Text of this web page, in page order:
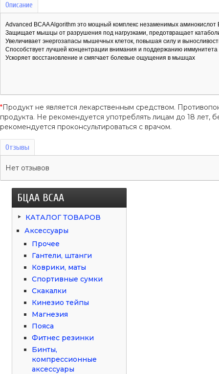
Описание
Advanced BCAA Algorithm это мощный комплекс незаменимых
Защищает мышцы от разрушения под нагрузками, предотвращает
Увеличивает энергозапасы мышечных клеток, повышая силу и
Способствует лучшей концентрации внимания и поддержанию иммунитета
Ускоряет восстановление и смягчает болевые ощущения в мышцах
*Продукт не является лекарственным средством.
продукта. Не рекомендуется употреблять лицам до 18
рекомендуется проконсультироваться с врачом.
Отзывы
Нет отзывов
БЦАА BCAA
КАТАЛОГ ТОВАРОВ
Аксессуары
Прочее
Гантели, штанги
Коврики, маты
Спортивные сумки
Скакалки
Кинезио тейпы
Магнезия
Пояса
Фитнес резинки
Бинты,
компрессионные
аксессуары